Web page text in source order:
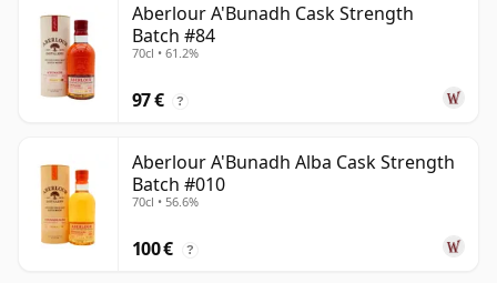
Aberlour A'Bunadh Cask Strength
Batch #84
70cl • 61.2%
97 € ?
Aberlour A'Bunadh Alba Cask Strength
Batch #010
70cl • 56.6%
100 € ?